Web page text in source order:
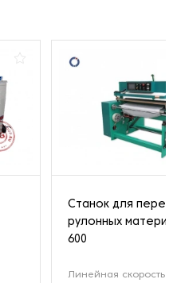
Станок для
рулонных
600
Линейная скорость